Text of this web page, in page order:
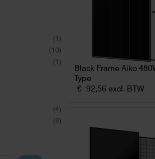
(1)
(10)
(1)
(4)
(8)
Black Frame Aiko
Type
€ 92,56 excl. BTW